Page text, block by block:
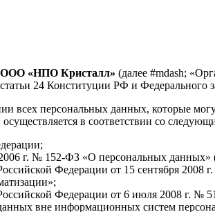
ООО «НПО Кристалл» (далее #mdash;
24 Конституции РФ и
всех персональных данных, которые
в соответствии со
г. № 152-ФЗ «О персональных
Федерации от 15 сентября
Федерации от 6 июля 2008 г.
вне информационных систем